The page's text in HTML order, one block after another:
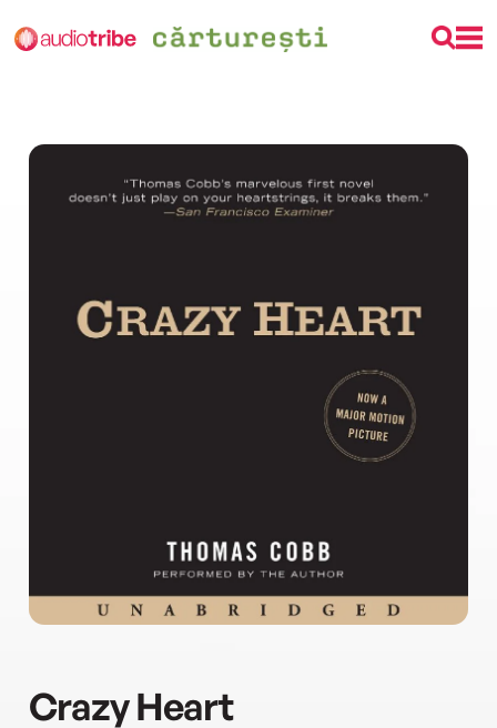
Crazy Heart